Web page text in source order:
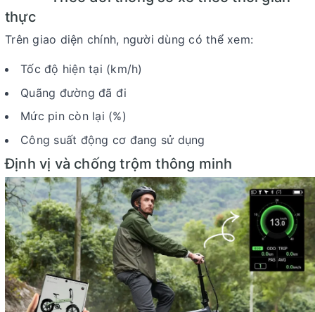
thực
Trên giao diện chính, người dùng có thể xem:
Tốc độ hiện tại (km/h)
Quãng đường đã đi
Mức pin còn lại (%)
Công suất động cơ đang sử dụng
Định vị và chống trộm thông minh